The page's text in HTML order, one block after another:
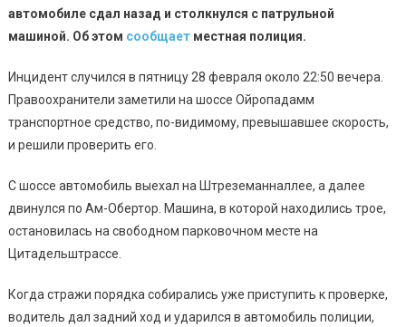
автомобиле сдал назад и столкнулся с патрульной
машиной. Об этом сообщает местная полиция.
Инцидент случился в пятницу 28 февраля около 22:50 вечера.
Правоохранители заметили на шоссе Ойропадамм
транспортное средство, по-видимому, превышавшее скорость,
и решили проверить его.
С шоссе автомобиль выехал на Штреземанналлее, а далее
двинулся по Ам-Обертор. Машина, в которой находились трое,
остановилась на свободном парковочном месте на
Цитадельштрассе.
Когда стражи порядка собирались уже приступить к проверке,
водитель дал задний ход и ударился в автомобиль полиции,